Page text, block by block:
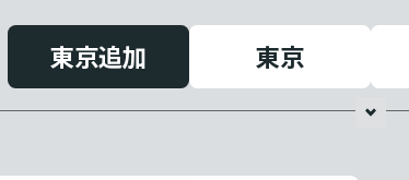
東京追加 東京